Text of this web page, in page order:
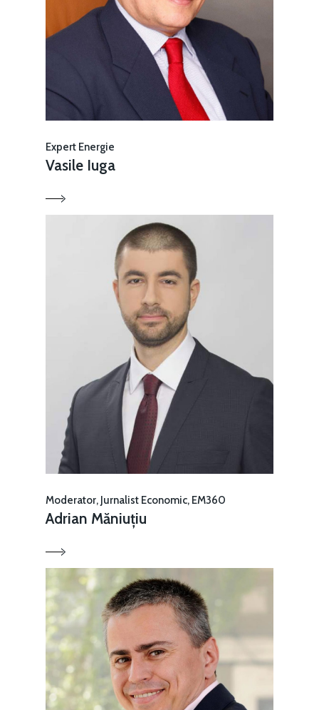
Expert Energie
Vasile Iuga
Moderator, Jurnalist Economic, EM360
Adrian Măniuțiu